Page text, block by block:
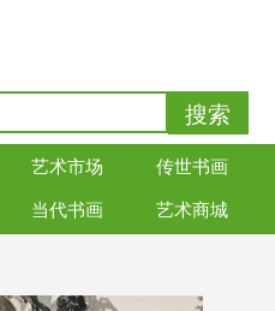
艺术市场 传世书画
当代书画 艺术商城